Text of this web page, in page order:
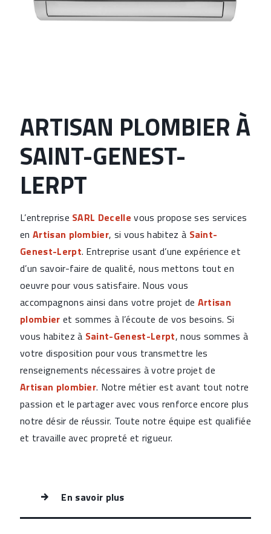
ARTISAN PLOMBIER À
SAINT-GENEST-
LERPT
L’entreprise SARL Decelle vous propose ses services
en Artisan plombier, si vous habitez à Saint-
Genest-Lerpt. Entreprise usant d’une expérience et
d’un savoir-faire de qualité, nous mettons tout en
oeuvre pour vous satisfaire. Nous vous
accompagnons ainsi dans votre projet de Artisan
plombier et sommes à l’écoute de vos besoins. Si
vous habitez à Saint-Genest-Lerpt, nous sommes à
votre disposition pour vous transmettre les
renseignements nécessaires à votre projet de
Artisan plombier. Notre métier est avant tout notre
passion et le partager avec vous renforce encore plus
notre désir de réussir. Toute notre équipe est qualifiée
et travaille avec propreté et rigueur.
En savoir plus